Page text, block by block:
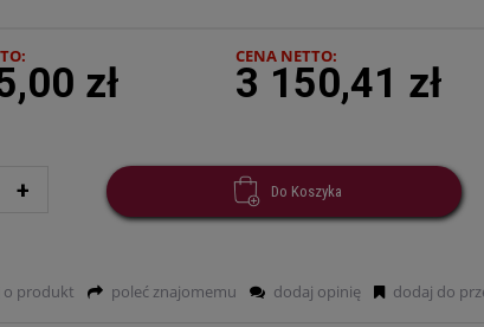
zł
CENA NETTO:
3 150,41 zł
+ Do Koszyka
o produkt poleć znajomemu dodaj opinię dodaj do